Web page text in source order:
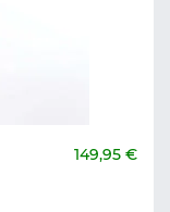
149,95 €